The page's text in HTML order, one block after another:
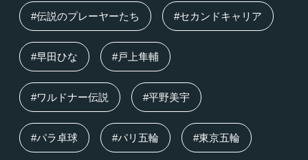
#伝説のプレーヤーたち #セカンドキャリア
#早田ひな #戸上隼輔
#ワルドナー伝説 #平野美宇
#パラ卓球 #パリ五輪 #東京五輪